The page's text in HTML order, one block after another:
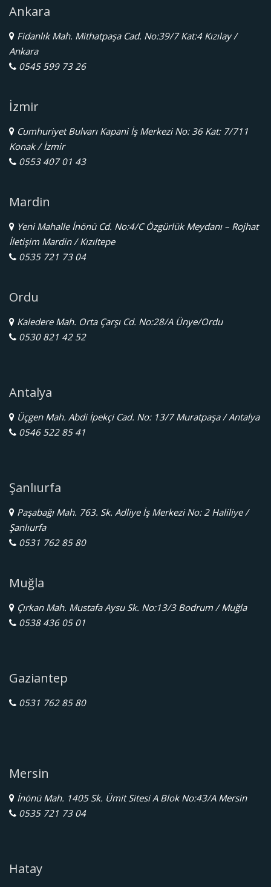
Ankara
Fidanlık Mah. Mithatpaşa Cad. No:39/7 Kat:4 Kızılay /
Ankara
0545 599 73 26
İzmir
Cumhuriyet Bulvarı Kapani İş Merkezi No: 36 Kat: 7/711
Konak / İzmir
0553 407 01 43
Mardin
Yeni Mahalle İnönü Cd. No:4/C Özgürlük Meydanı – Rojhat
İletişim Mardin / Kızıltepe
0535 721 73 04
Ordu
Kaledere Mah. Orta Çarşı Cd. No:28/A Ünye/Ordu
0530 821 42 52
Antalya
Üçgen Mah. Abdi İpekçi Cad. No: 13/7 Muratpaşa / Antalya
0546 522 85 41
Şanlıurfa
Paşabağı Mah. 763. Sk. Adliye İş Merkezi No: 2 Haliliye /
Şanlıurfa
0531 762 85 80
Muğla
Çırkan Mah. Mustafa Aysu Sk. No:13/3 Bodrum / Muğla
0538 436 05 01
Gaziantep
0531 762 85 80
Mersin
İnönü Mah. 1405 Sk. Ümit Sitesi A Blok No:43/A Mersin
0535 721 73 04
Hatay